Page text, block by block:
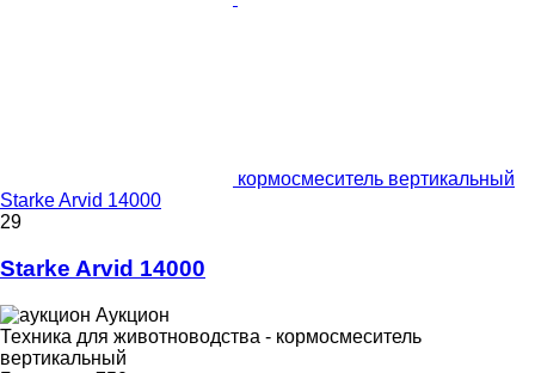
кормосмеситель вертикальный
Starke Arvid 14000
29
Starke Arvid 14000
Аукцион
Техника для животноводства - кормосмеситель
вертикальный